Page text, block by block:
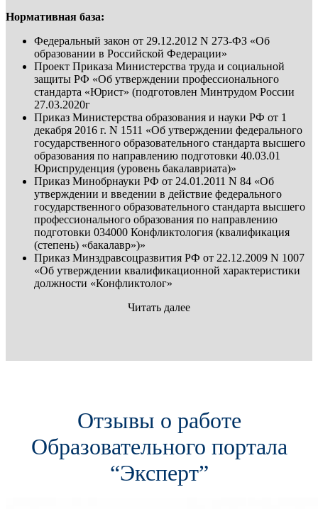
Нормативная база:
Федеральный закон от 29.12.2012 N 273-ФЗ «Об
образовании в Российской Федерации»
Проект Приказа Министерства труда и социальной
защиты РФ «Об утверждении профессионального
стандарта «Юрист» (подготовлен Минтрудом России
27.03.2020г
Приказ Министерства образования и науки РФ от 1
декабря 2016 г. N 1511 «Об утверждении федерального
государственного образовательного стандарта высшего
образования по направлению подготовки 40.03.01
Юриспруденция (уровень бакалавриата)»
Приказ Минобрнауки РФ от 24.01.2011 N 84 «Об
утверждении и введении в действие федерального
государственного образовательного стандарта высшего
профессионального образования по направлению
подготовки 034000 Конфликтология (квалификация
(степень) «бакалавр»)»
Приказ Минздравсоцразвития РФ от 22.12.2009 N 1007
«Об утверждении квалификационной характеристики
должности «Конфликтолог»
Читать далее
Отзывы о работе
Образовательного портала
“Эксперт”